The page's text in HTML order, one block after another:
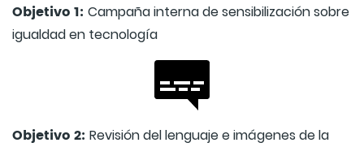
Objetivo 1: Campaña interna de sensibilización sobre
igualdad en tecnología
Objetivo 2: Revisión del lenguaje e imágenes de la